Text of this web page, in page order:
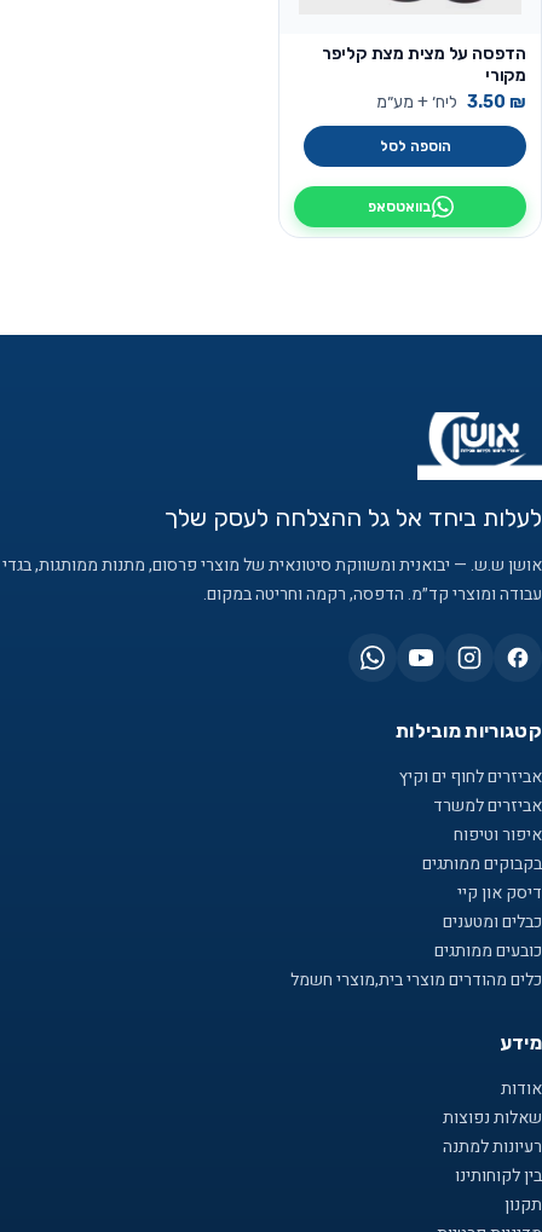
הדפסה על מצית מצת קליפר
מקורי
3.50 ₪ ליח׳ + מע״מ
הוספה לסל
בוואטסאפ
לעלות ביחד אל גל ההצלחה לעסק שלך
אושן ש.ש. — יבואנית ומשווקת סיטונאית של מוצרי פרסום, מתנות ממותגות, בגדי
עבודה ומוצרי קד״מ. הדפסה, רקמה וחריטה במקום.
קטגוריות מובילות
אביזרים לחוף ים וקיץ
אביזרים למשרד
איפור וטיפוח
בקבוקים ממותגים
דיסק און קיי
כבלים ומטענים
כובעים ממותגים
כלים מהודרים מוצרי בית,מוצרי חשמל
מידע
אודות
שאלות נפוצות
רעיונות למתנה
בין לקוחותינו
תקנון